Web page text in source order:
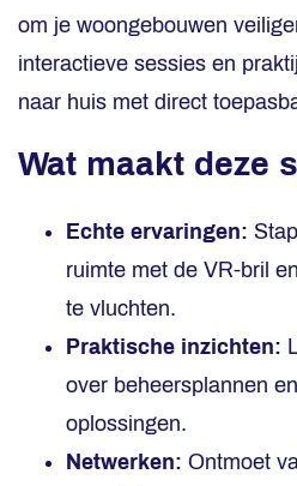
om je woongebouwen
interactieve sessies en
naar huis met direct
Wat maakt deze
Echte ervaringen:
ruimte met de VR-bril
te vluchten.
Praktische inzichten:
over beheersplannen
oplossingen.
Netwerken: Ontmoet